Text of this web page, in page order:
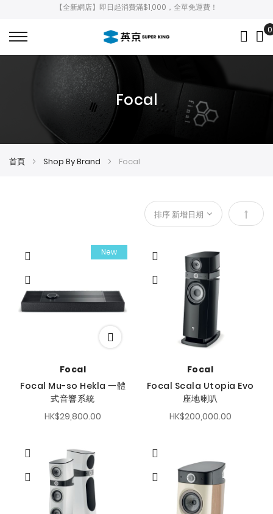
【全新網店】即日起消費滿$1,000，全單免運費！
0
Focal
首頁 Shop By Brand Focal
設
New
Focal
Focal Mu-so Hekla 一體
式音響系統
HK$29,800.00
Focal
Focal Scala Utopia Evo
座地喇叭
HK$200,000.00